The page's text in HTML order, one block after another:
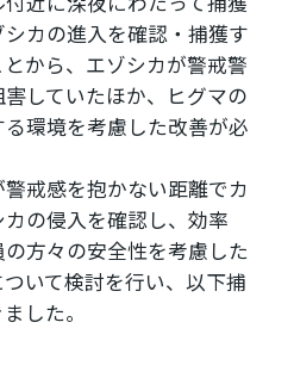
カの進入を確認・捕獲す
から、エゾシカが警戒警
していたほか、ヒグマの
環境を考慮した改善が必
戒感を抱かない距離でカ
の侵入を確認し、効率
方々の安全性を考慮した
いて検討を行い、以下捕
した。